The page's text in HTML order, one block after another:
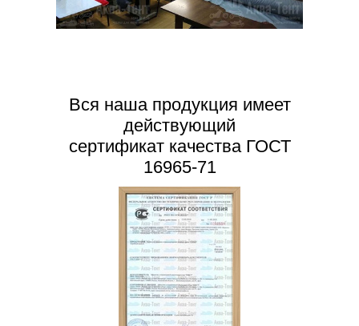
Вся наша продукция имеет
действующий
сертификат качества ГОСТ
16965-71